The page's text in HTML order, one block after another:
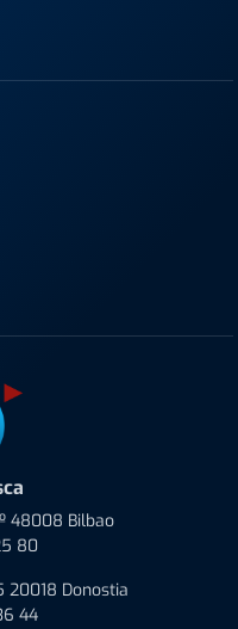
48008 Bilbao
80
20018 Donostia
44